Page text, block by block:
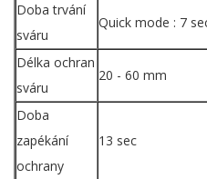
Doba trvání
sváru
Quick mode : 7
Délka ochran
sváru
20 - 60 mm
Doba
zapékání
ochrany
13 sec